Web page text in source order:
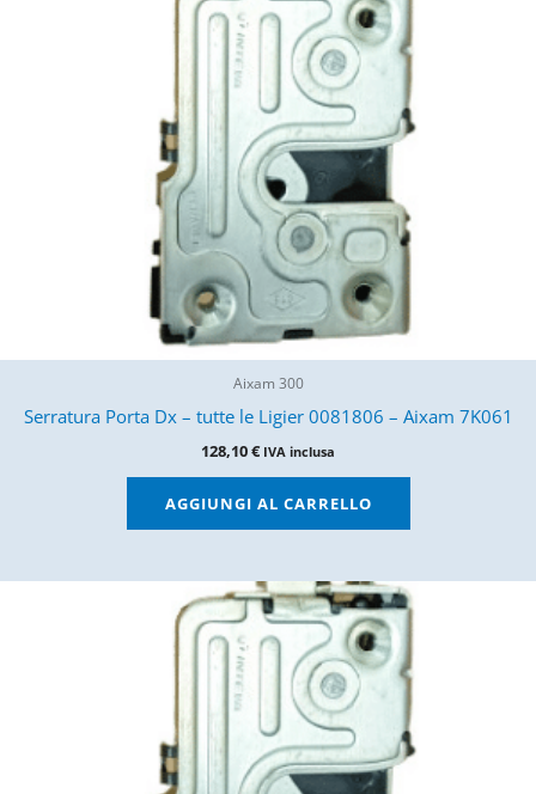
Aixam 300
Serratura Porta Dx – tutte le Ligier 0081806 – Aixam 7K061
128,10€ IVA inclusa
AGGIUNGI AL CARRELLO